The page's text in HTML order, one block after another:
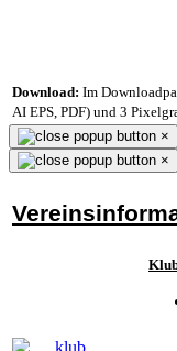
Download: Im
AI EPS, PDF) und 3
×
×